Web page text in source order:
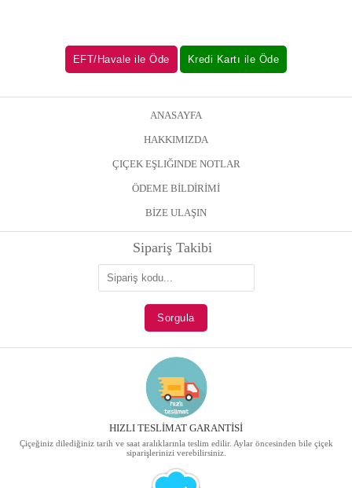
ANASAYFA
HAKKIMIZDA
ÇIÇEK EŞLIĞINDE NOTLAR
ÖDEME BİLDİRİMİ
BİZE ULAŞIN
Sipariş Takibi
HIZLI TESLİMAT GARANTİSİ
Çiçeğiniz dilediğiniz tarih ve saat aralıklarınla teslim edilir. Aylar öncesinden bile çiçek
siparişlerinizi verebilirsiniz.